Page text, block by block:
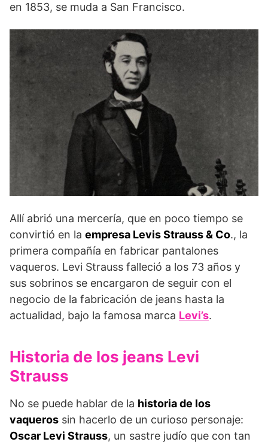
en 1853, se muda a San Francisco.
Allí abrió una mercería, que en poco tiempo se
convirtió en la empresa Levis Strauss & Co., la
primera compañía en fabricar pantalones
vaqueros. Levi Strauss falleció a los 73 años y
sus sobrinos se encargaron de seguir con el
negocio de la fabricación de jeans hasta la
actualidad, bajo la famosa marca Levi’s.
Historia de los jeans Levi
Strauss
No se puede hablar de la historia de los
vaqueros sin hacerlo de un curioso personaje:
Oscar Levi Strauss, un sastre judío que con tan